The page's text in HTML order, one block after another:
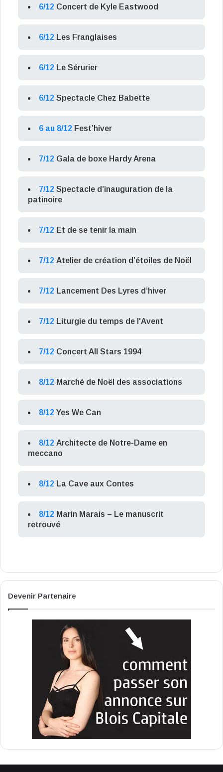
6/12 Concert de Kyle Eastwood
6/12 Les Franglaises
6/12 Le Sérurier
6/12 Spectacle Chez Babette
6 au 8/12 Fest’hiver
7/12 Gala de boxe Hardy Arena
7/12 Spectacle d’inauguration de la
patinoire
7/12 Et de se tenir la main
7/12 Atelier de création d’étoiles de Noël
7/12 Lancement Des Lyres d’hiver
7/12 Liturgie du temps de l'Avent
7/12 Concert All Stars 1994
8/12 Marché de Noël des associations
8/12 Yes We Can
8/12 Architecte de Notre-Dame en
meccano
8/12 La Cave aux Contes
8/12 Marin Marais – Le manuscrit
retrouvé
Devenir Partenaire